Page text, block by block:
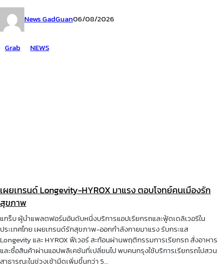
News GadGuan06/08/2026
Grab NEWS
เผยเทรนด์ Longevity-HYROX มาแรง ตอบโจทย์คนเมืองรัก
สุขภาพ
แกร็บ ผู้นำแพลตฟอร์มอันดับหนึ่งบริการแอปเรียกรถและฟู้ดเดลิเวอรีใน
ประเทศไทย เผยเทรนด์รักสุขภาพ-ออกกำลังกายมาแรง รับกระแส
Longevity และ HYROX ฟีเวอร์ สะท้อนผ่านพฤติกรรมการเรียกรถ สั่งอาหาร
และซื้อสินค้าผ่านแอปพลิเคชันที่เปลี่ยนไป พบคนกรุงใช้บริการเรียกรถไปสวน
สาธารณะในช่วงเช้ามืดเพิ่มขึ้นกว่า 5...